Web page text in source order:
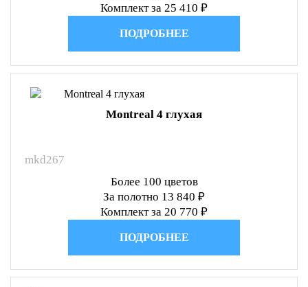
Комплект за 25 410 ₽
ПОДРОБНЕЕ
Montreal 4 глухая
mkd267
Более 100 цветов
За полотно 13 840 ₽
Комплект за 20 770 ₽
ПОДРОБНЕЕ